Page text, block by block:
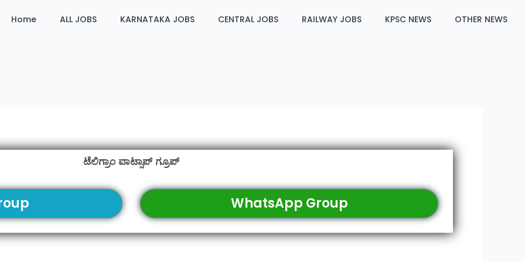
Home ALL JOBS KARNATAKA JOBS CENTRAL JOBS RAILWAY JOBS KPSC NEWS OTHER NEWS
ಟೆಲಿಗ್ರಾಂ ವಾಟ್ಸಾಪ್ ಗ್ರೂಪ್
WhatsApp Group